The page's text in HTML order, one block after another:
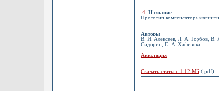
4 Название
Прототип компенсатора
Авторы
В. И. Алексеев, Л. А. Горбов,
Сидорин, Е. А. Хафизова
Аннотация
Скачать статью 1.12 Мб (.pdf)